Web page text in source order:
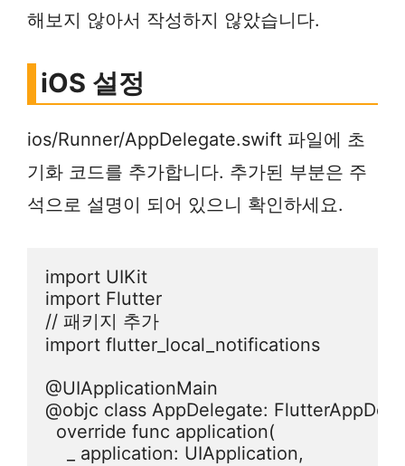
해보지 않아서 작성하지 않았습니다.
iOS 설정
ios/Runner/AppDelegate.swift 파일에 초
기화 코드를 추가합니다. 추가된 부분은 주
석으로 설명이 되어 있으니 확인하세요.
import UIKit
import Flutter
// 패키지 추가
import flutter_local_notifications
@UIApplicationMain
@objc class AppDelegate:
  override func application(
    _ application: UIApplication,